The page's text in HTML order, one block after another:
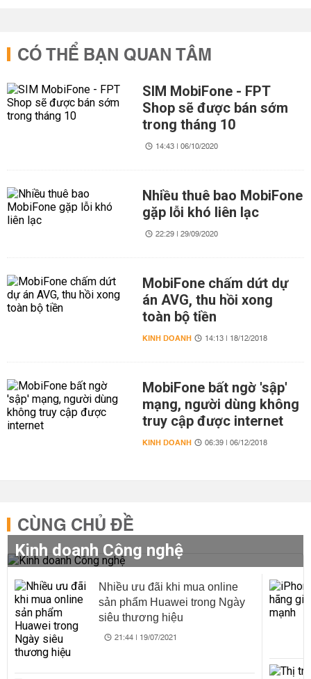
CÓ THỂ BẠN QUAN TÂM
SIM MobiFone - FPT
Shop sẽ được bán sớm
trong tháng 10
14:43 | 06/10/2020
Nhiều thuê bao MobiFone
gặp lỗi khó liên lạc
22:29 | 29/09/2020
MobiFone chấm dứt dự
án AVG, thu hồi xong
toàn bộ tiền
KINH DOANH 14:13 | 18/12/2018
MobiFone bất ngờ 'sập'
mạng, người dùng không
truy cập được internet
KINH DOANH 06:39 | 06/12/2018
CÙNG CHỦ ĐỀ
Kinh doanh Công nghệ
Nhiều ưu đãi khi mua online
sản phẩm Huawei trong Ngày
siêu thương hiệu
21:44 | 19/07/2021